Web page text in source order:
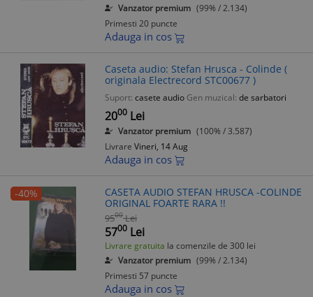
Vanzator premium (99% / 2.134)
Primesti 20 puncte
Adauga in cos
Caseta audio: Stefan Hrusca - Colinde (
originala Electrecord STC00677 )
Suport: casete audio Gen muzical: de sarbatori
2000 Lei
Vanzator premium (100% / 3.587)
Livrare Vineri, 14 Aug
Adauga in cos
-40%
CASETA AUDIO STEFAN HRUSCA -COLINDE
ORIGINAL FOARTE RARA !!
9500 Lei
5700 Lei
Livrare gratuita la comenzile de 300 lei
Vanzator premium (99% / 2.134)
Primesti 57 puncte
Adauga in cos